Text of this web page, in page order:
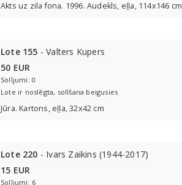
Akts uz zila fona. 1996. Audekls, eļļa, 114x146 cm
Lote 155 - Valters Kupers
50 EUR
Solījumi: 0
Lote ir noslēgta, solīšana beigusies
Jūra. Kartons, eļļa, 32x42 cm
Lote 220 - Ivars Zaikins (1944-2017)
15 EUR
Solījumi: 6